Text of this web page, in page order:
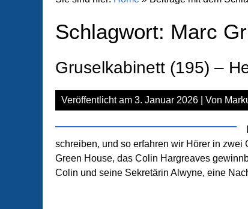
Schlagwort: Marc
Gruselkabinett (195) –
Veröffentlicht am 3. Januar 2026 | Von
schreiben, und so erfahren wir Hörer in
Green House, das Colin Hargreaves
Colin und seine Sekretärin Alwyne, eine